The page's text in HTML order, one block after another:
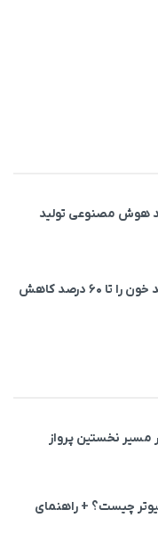
هوش مصنوعی تولید
این داروی جدید کلسترول بد خون را تا ۶۰ درصد کاهش
چیست؟ + راهنمای